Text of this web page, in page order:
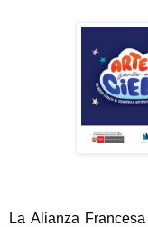
La Alianza